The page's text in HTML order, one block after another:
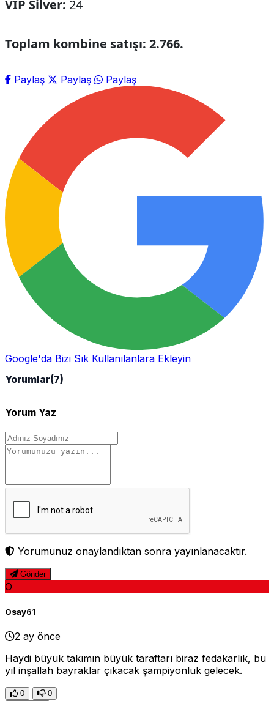
VIP Silver: 24
Toplam kombine satışı: 2.766.
Paylaş Paylaş Paylaş
Google'da Bizi Sık Kullanılanlara Ekleyin
Yorumlar(7)
Yorum Yaz
Yorumunuz onaylandıktan sonra yayınlanacaktır.
Gönder
O
Osay61
2 ay önce
Haydi büyük takımın büyük taraftarı biraz fedakarlık, bu
yıl inşallah bayraklar çıkacak şampiyonluk gelecek.
0
0